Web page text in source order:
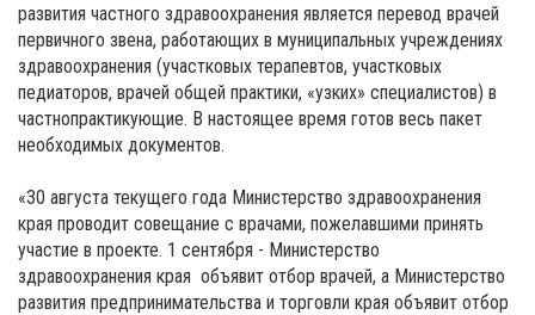
развития частного здравоохранения является перевод врачей
первичного звена, работающих в муниципальных учреждениях
здравоохранения (участковых терапевтов, участковых
педиаторов, врачей общей практики, «узких» специалистов) в
частнопрактикующие. В настоящее время готов весь пакет
необходимых документов.
«30 августа текущего года Министерство здравоохранения
края проводит совещание с врачами, пожелавшими принять
участие в проекте. 1 сентября - Министерство
здравоохранения края объявит отбор врачей, а Министерство
развития предпринимательства и торговли края объявит отбор